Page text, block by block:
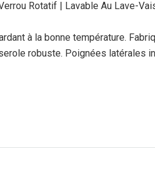
Rotatif | Lavable Au Lave-
à la bonne température.
robuste. Poignées latérales